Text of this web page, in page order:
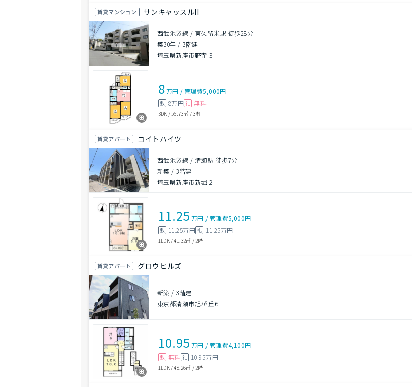
賃貸マンション サンキャッスルII
西武池袋線 / 東久留米駅 徒歩28分
築30年 / 3階建
埼玉県新座市野寺３
8万円 /管理費5,000円
敷 8万円 礼 無料
3DK /56.73㎡ /3階
賃貸アパート コイトハイツ
西武池袋線 / 清瀬駅 徒歩7分
新築 / 3階建
埼玉県新座市新堀２
11.25 万円 /管理費5,000円
敷 11.25万円礼 11.25万円
1LDK/41.32㎡ / 2階
賃貸アパート グロウヒルズ
新築 / 3階建
東京都清瀬市旭が丘６
10.95 万円 /管理費4,100円
敷 無料 礼 10.95万円
1LDK/48.26㎡ / 2階